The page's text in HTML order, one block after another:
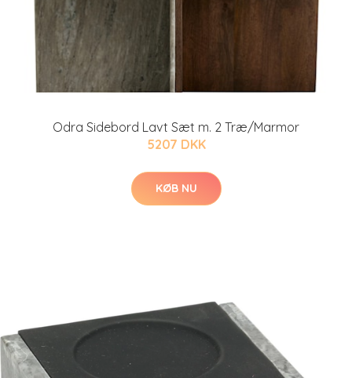
Odra Sidebord Lavt Sæt m. 2 Træ/Marmor
5207 DKK
KØB NU